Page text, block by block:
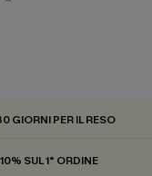
GIORNI PER IL RESO
SUL 1° ORDINE